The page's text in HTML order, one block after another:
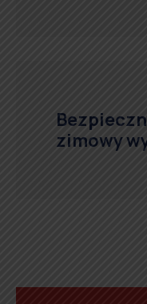
zimowy